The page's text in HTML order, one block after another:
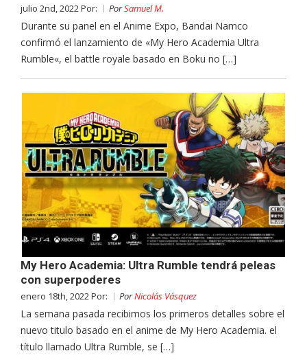
julio 2nd, 2022 Por: PorSamuel M.
Durante su panel en el Anime Expo, Bandai Namco
confirmó el lanzamiento de «My Hero Academia Ultra
Rumble«, el battle royale basado en Boku no […]
My Hero Academia: Ultra Rumble tendrá peleas
con superpoderes
enero 18th, 2022 Por: PorNicolás Vásquez
La semana pasada recibimos los primeros detalles sobre el
nuevo titulo basado en el anime de My Hero Academia. el
título llamado Ultra Rumble, se […]